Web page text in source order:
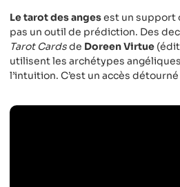
Le tarot des angesest un support
pas un outil de prédiction. Des
Tarot Cardsde Doreen Virtue
utilisent les archétypes
l’intuition. C’est un accès